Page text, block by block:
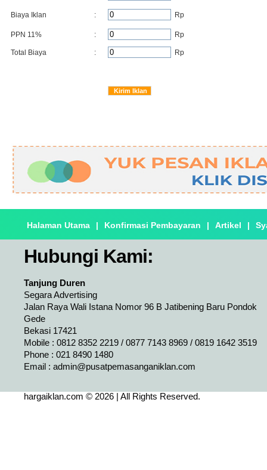
Biaya Iklan : Rp
PPN 11% : Rp
Total Biaya : Rp
Halaman Utama | Konfirmasi Pembayaran | Artikel |
Hubungi Kami:
Tanjung Duren
Segara Advertising
Jalan Raya Wali Istana Nomor 96 B Jatibening Baru Pondok
Gede
Bekasi 17421
Mobile : 0812 8352 2219 / 0877 7143 8969 / 0819 1642 3519
Phone : 021 8490 1480
Email : admin@pusatpemasanganiklan.com
hargaiklan.com © 2026 | All Rights Reserved.